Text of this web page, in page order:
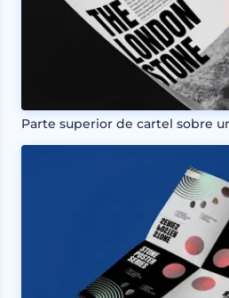
Parte superior de cartel sobre